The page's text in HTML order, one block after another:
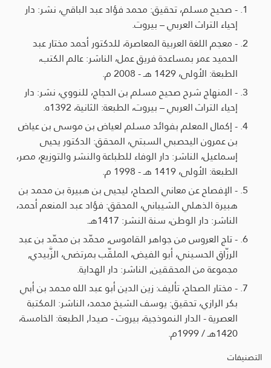
- صحيح مسلم، تحقيق: محمد فؤاد عبد الباقي، نشر: دار
إحياء التراث العربي – بيروت.
- معجم اللغة العربية المعاصرة، للدكتور أحمد مختار عبد
الحميد عمر بمساعدة فريق عمل، الناشر: عالم الكتب،
الطبعة: الأولى، 1429 هـ - 2008 م.
- المنهاج شرح صحيح مسلم بن الحجاج، للنووي، نشر: دار
إحياء التراث العربي – بيروت، الطبعة: الثانية، 1392ه.
- إكمال المعلم بفوائد مسلم لعياض بن موسى بن عياض
بن عمرون اليحصبي السبتي، المحقق: الدكتور يحيى
إسماعيل، الناشر: دار الوفاء للطباعة والنشر والتوزيع، مصر،
الطبعة: الأولى، 1419 هـ - 1998 م.
- الإفصاح عن معاني الصحاح، ليحيى بن هبيرة بن محمد بن
هبيرة الذهلي الشيباني، المحقق: فؤاد عبد المنعم أحمد،
الناشر: دار الوطن، سنة النشر: 1417هـ.
- تاج العروس من جواهر القاموس, محمّد بن محمّد بن عبد
الرزّاق الحسيني، أبو الفيض، الملقّب بمرتضى، الزَّبيدي,
مجموعة من المحققين, الناشر: دار الهداية.
- مختار الصحاح، تأليف: زين الدين أبو عبد الله محمد بن أبي
بكر الرازي، تحقيق: يوسف الشيخ محمد، الناشر: المكتبة
العصرية - الدار النموذجية، بيروت - صيدا, الطبعة: الخامسة،
1420هـ / 1999م.
التصنيفات